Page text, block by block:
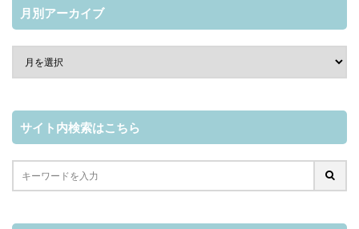
月別アーカイブ
サイト内検索はこちら